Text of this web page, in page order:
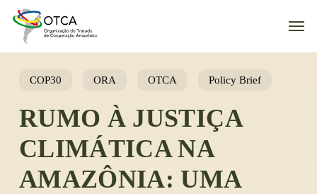
content
Menu
COP30 ORA OTCA Policy Brief
RUMO À JUSTIÇA
CLIMÁTICA NA
AMAZÔNIA: UMA